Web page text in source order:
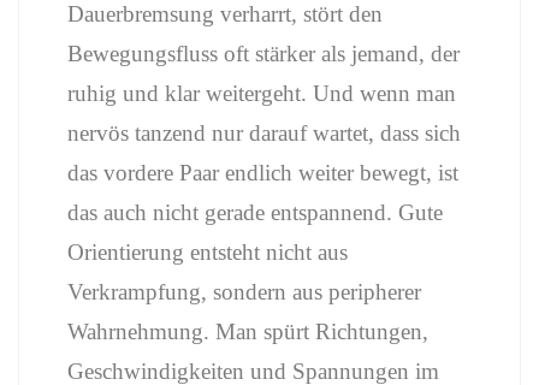
Dauerbremsung verharrt, stört den
Bewegungsfluss oft stärker als jemand, der
ruhig und klar weitergeht. Und wenn man
nervös tanzend nur darauf wartet, dass sich
das vordere Paar endlich weiter bewegt, ist
das auch nicht gerade entspannend. Gute
Orientierung entsteht nicht aus
Verkrampfung, sondern aus peripherer
Wahrnehmung. Man spürt Richtungen,
Geschwindigkeiten und Spannungen im